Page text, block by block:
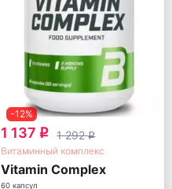
-12%
1 137 q 1 292q
Витаминный комплекс
Vitamin Complex
60 капсул